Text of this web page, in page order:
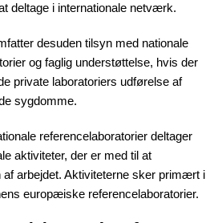
deltage i internationale netværk.
desuden tilsyn med nationale
og faglig understøttelse, hvis der
private laboratoriers udførelse af
sygdomme.
referencelaboratorier deltager
aktiviteter, der er med til at
af arbejdet. Aktiviteterne sker primært i
europæiske referencelaboratorier.